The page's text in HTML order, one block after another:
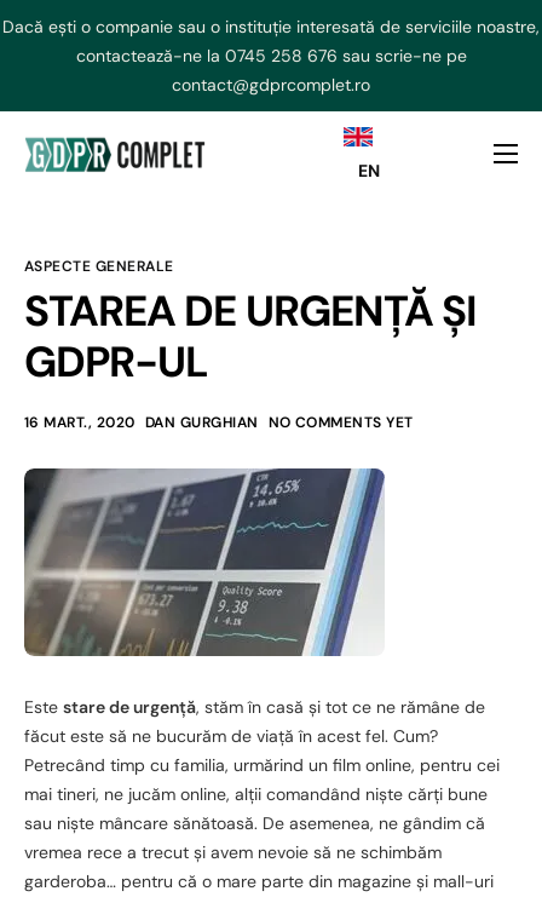
Dacă ești o companie sau o instituție interesată de serviciile noastre,
contactează-ne la 0745 258 676 sau scrie-ne pe
contact@gdprcomplet.ro
Consultanta GDPR
AI ACT
Contact
EN
ASPECTE GENERALE
STAREA DE URGENȚĂ ȘI
GDPR-UL
16 MART., 2020 DAN GURGHIAN NO COMMENTS YET
Este stare de urgență, stăm în casă și tot ce ne rămâne de
făcut este să ne bucurăm de viață în acest fel. Cum?
Petrecând timp cu familia, urmărind un film online, pentru cei
mai tineri, ne jucăm online, alții comandând niște cărți bune
sau niște mâncare sănătoasă. De asemenea, ne gândim că
vremea rece a trecut și avem nevoie să ne schimbăm
garderoba… pentru că o mare parte din magazine și mall-uri